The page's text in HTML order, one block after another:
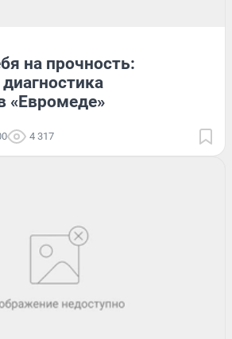
на прочность:
«Евромеде»
4 317